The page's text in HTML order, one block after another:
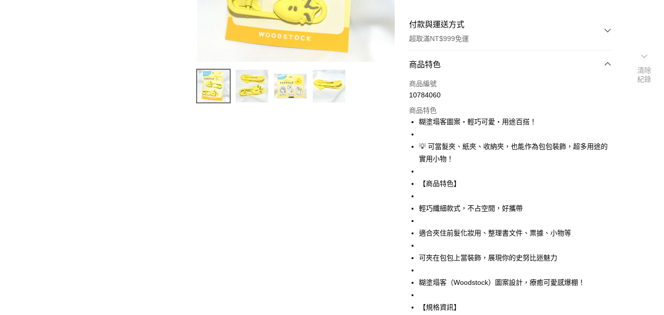
付款與運送方式
超取滿NT$999免運
付款方式
信用卡一次付款
3 期 0 利率 每期 NT$79
華南商業銀行
彰化商業銀行
國泰世華商業銀行
匯豐（台灣）商業銀行
元大商業銀行
永豐商業銀行
台灣樂天信用卡公司
超商取貨付款
Apple Pay
悠遊付
ATM付款
全家取貨付款
每筆NT$65，滿NT$999(含以上)免運費
商品特色
商品編號
10784060
商品特色
糊塗塌客圖案・輕巧可愛・用途百搭！
💡 可當髮夾、紙夾、收納夾，也能作為包包裝飾，超多用途的
實用小物！
【商品特色】
輕巧纖細款式，不占空間，好攜帶
適合夾住前髮化妝用、整理書文件、票據、小物等
可夾在包包上當裝飾，展現你的史努比迷魅力
糊塗塌客（Woodstock）圖案設計，療癒可愛感爆棚！
【規格資訊】
清除
紀錄